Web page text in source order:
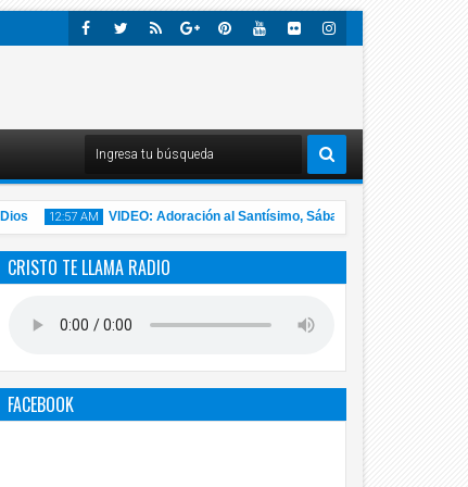
M
Plus
12:57 AM
14
VIDEO: Adoración al Santísimo, Sábado 14 Noviembre de
CRISTO TE LLAMA RADIO
FACEBOOK